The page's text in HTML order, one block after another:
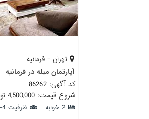
تهران - فرمانیه
آپارتمان مبله در فرمانیه
کد آگهی: 86262
شروع قیمت: 4,500,000 تومان
2 خوابه ظرفیت 4-8 نفر